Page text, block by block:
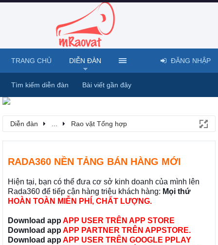
Diễn đàn Rao vặt Tổng hợp
RADA360 NỀN TẢNG BÁN HÀNG MỚI
Hiện tại, bạn có thể đưa cơ sở kinh doanh của mình lên
Rada360 để tiếp cận hàng triệu khách hàng: Mọi thứ
HOÀN TOÀN MIỄN PHÍ, CHẤT LƯỢNG.
Download app APP USER TRÊN APP STORE
Download app APP PARTNER TRÊN APPSTORE.
Download app APP USER TRÊN GOOGLE PPLAY
TRANG CHỦ DIỄN ĐÀN
Tìm kiếm diễn đàn Bài viết gần đây
ĐĂNG NHẬP